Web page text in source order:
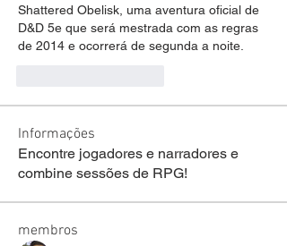
Shattered Obelisk, uma aventura oficial de
D&D 5e que será mestrada com as regras
de 2014 e ocorrerá de segunda a noite.
Informações
Encontre jogadores e narradores e
combine sessões de RPG!
membros